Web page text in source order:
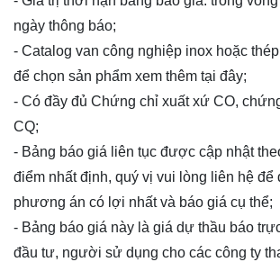
ngày thông báo;
- Catalog van công nghiệp inox hoặc
để chọn sản phẩm xem thêm tại đây;
- Có đầy đủ Chứng chỉ xuất xứ CO,
CQ;
- Bảng báo giá liên tục được cập nhật
điểm nhất định, quý vị vui lòng liên hệ để
phương án có lợi nhất và báo giá cụ thể;
- Bảng báo giá này là giá dự thầu báo
đầu tư, người sử dụng cho các công ty